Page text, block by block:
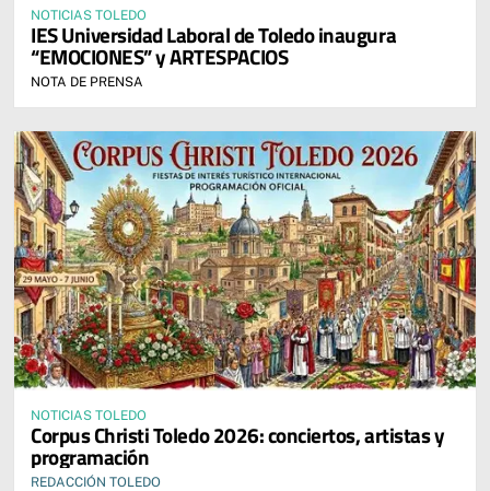
NOTICIAS TOLEDO
IES Universidad Laboral de Toledo inaugura
“EMOCIONES” y ARTESPACIOS
NOTA DE PRENSA
NOTICIAS TOLEDO
Corpus Christi Toledo 2026: conciertos, artistas y
programación
REDACCIÓN TOLEDO